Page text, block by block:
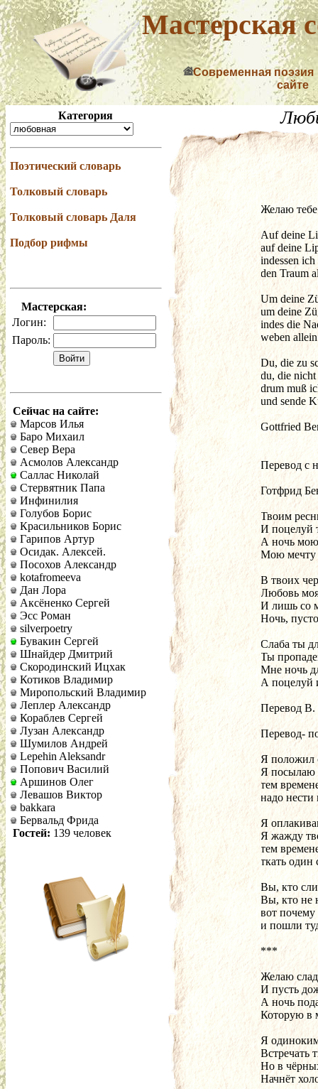
Мастерская
Современная поэзия
сайте
Категория
Поэтический словарь
Толковый словарь
Толковый словарь Даля
Подбор рифмы
Мастерская:
Логин:
Пароль:
Сейчас на сайте:
Марсов Илья
Баро Михаил
Север Вера
Асмолов Александр
Саллас Николай
Стервятник Папа
Инфинилия
Голубов Борис
Красильников Борис
Гарипов Артур
Осидак. Алексей.
Посохов Александр
kotafromeeva
Дан Лора
Аксёненко Сергей
Эсс Роман
silverpoetry
Бувакин Сергей
Шнайдер Дмитрий
Скородинский Ицхак
Котиков Владимир
Миропольский Владимир
Леплер Александр
Кораблев Сергей
Лузан Александр
Шумилов Андрей
Lepehin Aleksandr
Попович Василий
Аршинов Олег
Левашов Виктор
bakkara
Бервальд Фрида
Гостей: 139 человек
­Желаю
Auf deine
auf deine
indessen
den Traum
Um deine
um deine
indes die
weben
Du, die zu
du, die
drum muß
und sende
Gottfried
Перевод с
Готфрид
Твоим
И поцелуй
А ночь
Мою мечту
В твоих
Любовь
И лишь со
Ночь,
Слаба ты
Ты
Мне ночь
А поцелуй
Перевод
Перевод-
Я положил
Я посылаю
тем
надо нести
Я
Я жажду
тем
ткать один
Вы, кто
Вы, кто не
вот почему
и пошли
***
Желаю
И пусть
А ночь
Которую в
Я
Встречать
Но в
Начнёт